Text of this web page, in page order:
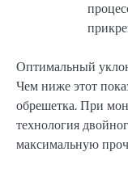
Оптимальный
Чем ниже этот
обрешетка. При
технология
максимальную